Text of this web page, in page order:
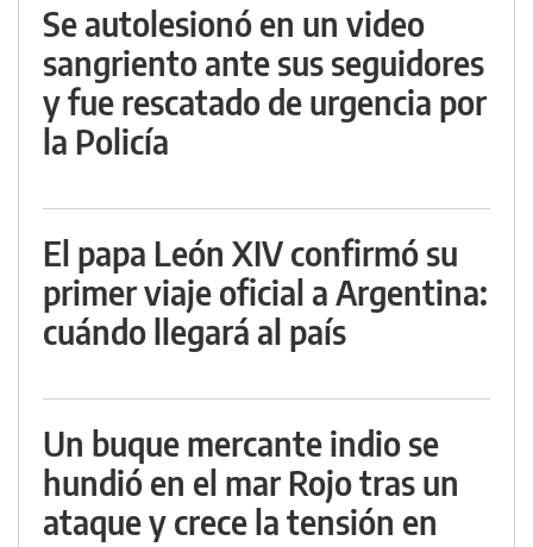
Se autolesionó en un video
sangriento ante sus seguidores
y fue rescatado de urgencia por
la Policía
El papa León XIV confirmó su
primer viaje oficial a Argentina:
cuándo llegará al país
Un buque mercante indio se
hundió en el mar Rojo tras un
ataque y crece la tensión en